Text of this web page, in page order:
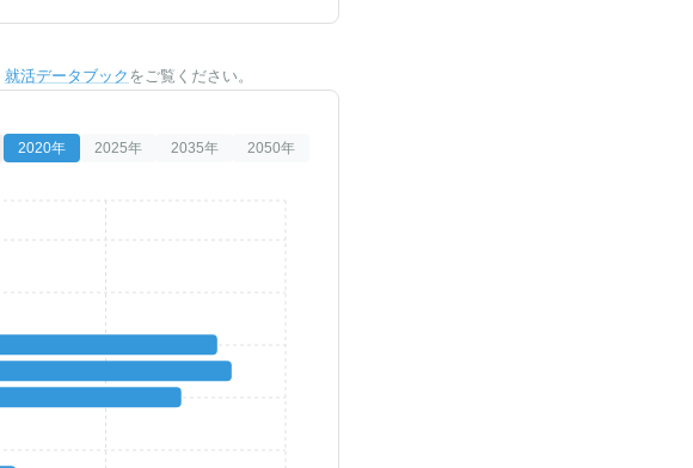
就活データブック をご覧ください。
2020年 2025年 2035年 2050年